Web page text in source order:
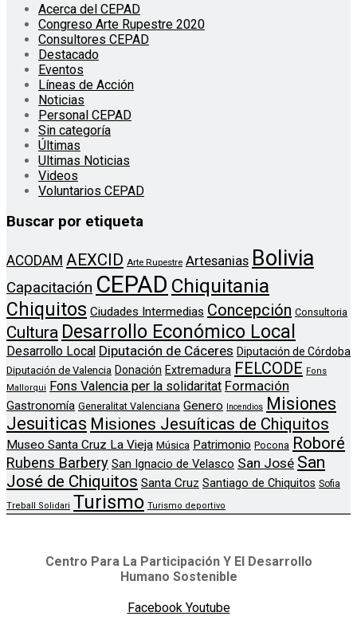
Acerca del CEPAD
Congreso Arte Rupestre 2020
Consultores CEPAD
Destacado
Eventos
Líneas de Acción
Noticias
Personal CEPAD
Sin categoría
Últimas
Ultimas Noticias
Videos
Voluntarios CEPAD
Buscar por etiqueta
ACODAM AEXCID Arte Rupestre Artesanias Bolivia
Capacitación CEPAD Chiquitania
Chiquitos Ciudades Intermedias Concepción Consultoria
Cultura Desarrollo Económico Local
Desarrollo Local Diputación de Cáceres Diputación de Córdoba
Diputación de Valencia Donación Extremadura FELCODE Fons
Mallorqui Fons Valencia per la solidaritat Formación
Gastronomía Generalitat Valenciana Genero Incendios Misiones
Jesuiticas Misiones Jesuíticas de Chiquitos
Museo Santa Cruz La Vieja Música Patrimonio Pocona Roboré
Rubens Barbery San Ignacio de Velasco San José San
José de Chiquitos Santa Cruz Santiago de Chiquitos Sofia
Treball Solidari Turismo Turismo deportivo
Centro Para La Participación Y El Desarrollo
Humano Sostenible
Facebook Youtube